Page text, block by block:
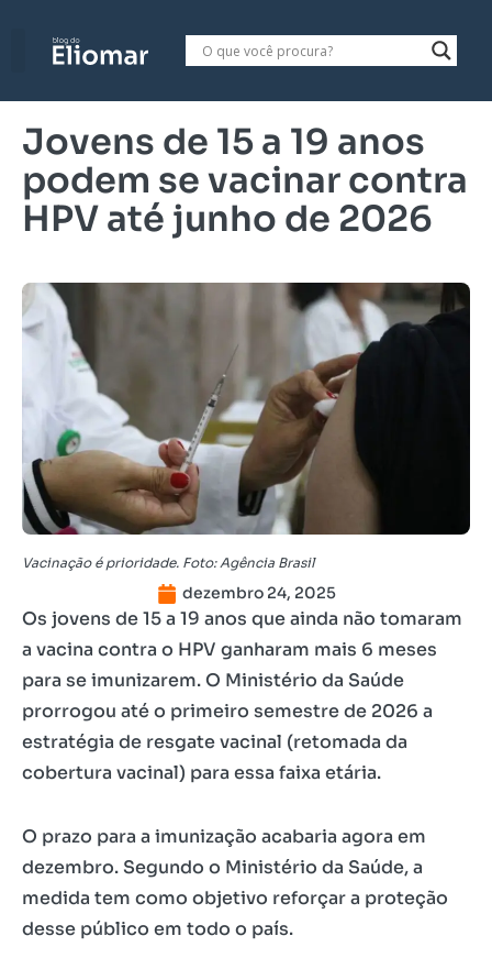
Jovens de 15 a 19 anos
podem se vacinar contra
HPV até junho de 2026
Vacinação é prioridade. Foto: Agência Brasil
dezembro 24, 2025
Os jovens de 15 a 19 anos que ainda não tomaram
a vacina contra o HPV ganharam mais 6 meses
para se imunizarem. O Ministério da Saúde
prorrogou até o primeiro semestre de 2026 a
estratégia de resgate vacinal (retomada da
cobertura vacinal) para essa faixa etária.
O prazo para a imunização acabaria agora em
dezembro. Segundo o Ministério da Saúde, a
medida tem como objetivo reforçar a proteção
desse público em todo o país.